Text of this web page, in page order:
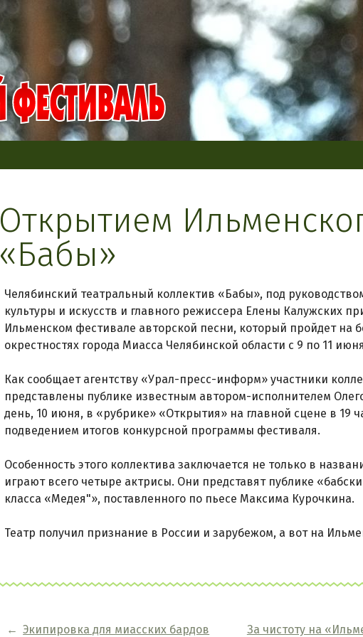
Открытием
«Бабы»
Челябинский театральный коллектив «Бабы», под
культуры и искусств и главного режиссера Елены Калужских
Ильменском фестивале авторской песни, который пройдет на
окрестностях города Миасса Челябинской области с 9 по 11
Как сообщает агентству «Урал-пресс-информ» участники
представлены публике известным автором-исполнителем
день, 10 июня, в «рубрике» «Открытия» на главной сцене в 19
подведением итогов конкурсной программы фестиваля.
Особенность этого коллектива заключается не только в
играют всего четыре актрисы. Они представят публике
класса «Медея"», поставленного по пьесе Максима Курочкина.
Театр получил признание в России и зарубежом, а вот на
← Экипировка для миасских бардов За чистоту на